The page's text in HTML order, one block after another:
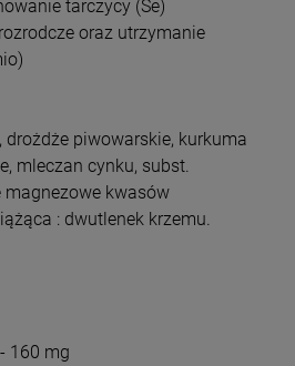
tarczycy (Se)
oraz utrzymanie
piwowarskie, kurkuma
mleczan cynku, subst.
magnezowe kwasów
: dwutlenek krzemu.
160 mg